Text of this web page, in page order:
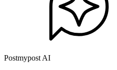
Postmypost AI